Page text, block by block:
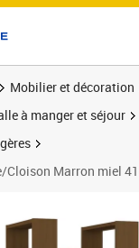
Mobilier et décoration
à manger et séjour
Marron miel